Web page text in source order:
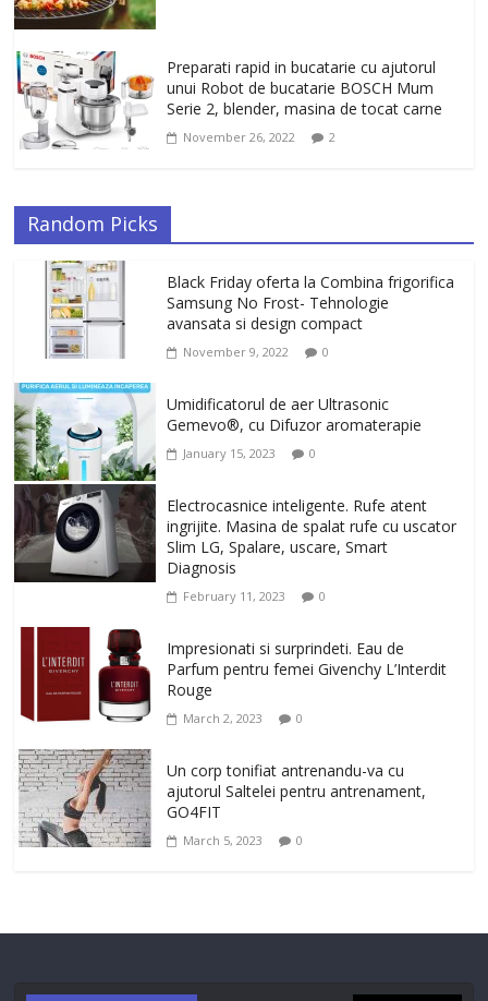
Preparati rapid in bucatarie cu ajutorul
unui Robot de bucatarie BOSCH Mum
Serie 2, blender, masina de tocat carne
November 26, 2022 2
Random Picks
Black Friday oferta la Combina frigorifica
Samsung No Frost- Tehnologie
avansata si design compact
November 9, 2022 0
Umidificatorul de aer Ultrasonic
Gemevo®, cu Difuzor aromaterapie
January 15, 2023 0
Electrocasnice inteligente. Rufe atent
ingrijite. Masina de spalat rufe cu uscator
Slim LG, Spalare, uscare, Smart
Diagnosis
February 11, 2023 0
Impresionati si surprindeti. Eau de
Parfum pentru femei Givenchy L’Interdit
Rouge
March 2, 2023 0
Un corp tonifiat antrenandu-va cu
ajutorul Saltelei pentru antrenament,
GO4FIT
March 5, 2023 0